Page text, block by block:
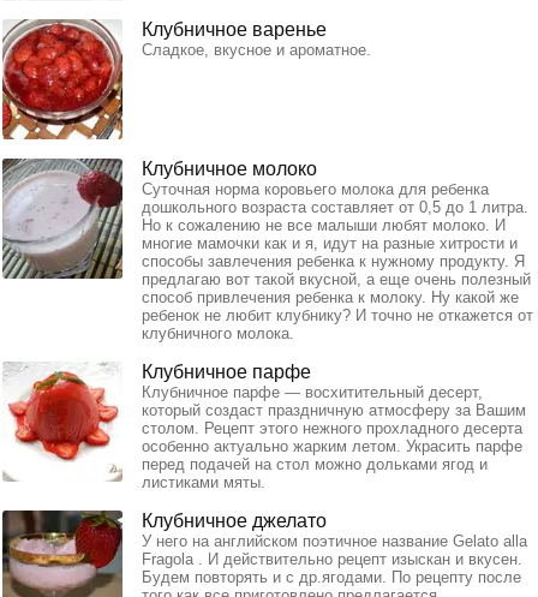
Клубничное варенье
Сладкое, вкусное и ароматное.
Клубничное молоко
Суточная норма коровьего молока для ребенка
дошкольного возраста составляет от 0,5 до 1 литра.
Но к сожалению не все малыши любят молоко. И
многие мамочки как и я, идут на разные хитрости и
способы завлечения ребенка к нужному продукту. Я
предлагаю вот такой вкусной, а еще очень полезный
способ привлечения ребенка к молоку. Ну какой же
ребенок не любит клубнику? И точно не откажется от
клубничного молока.
Клубничное парфе
Клубничное парфе — восхитительный десерт,
который создаст праздничную атмосферу за Вашим
столом. Рецепт этого нежного прохладного десерта
особенно актуально жарким летом. Украсить парфе
перед подачей на стол можно дольками ягод и
листиками мяты.
Клубничное джелато
У него на английском поэтичное название Gelato alla
Fragola . И действительно рецепт изыскан и вкусен.
Будем повторять и с др.ягодами. По рецепту после